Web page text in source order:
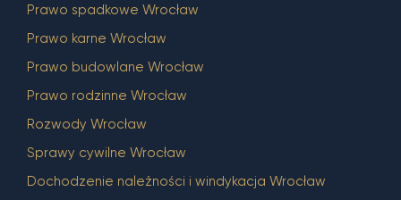
Prawo spadkowe Wrocław
Prawo karne Wrocław
Prawo budowlane Wrocław
Prawo rodzinne Wrocław
Rozwody Wrocław
Sprawy cywilne Wrocław
Dochodzenie należności i windykacja Wrocław